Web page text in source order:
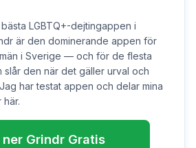
LGBTQ+-dejtingappen i
är den dominerande appen för
i Sverige — och för de flesta
slår den när det gäller urval och
har testat appen och delar mina
Grindr Gratis